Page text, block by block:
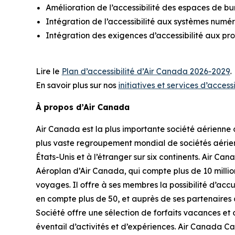
Amélioration de l’accessibilité des espaces de
Intégration de l’accessibilité aux systèmes
Intégration des exigences d’accessibilité aux
Lire le Plan d’accessibilité d’Air Canada 2026-2029.
En savoir plus sur nos initiatives et services
À propos d’Air Canada
Air Canada est la plus importante société
plus vaste regroupement mondial de sociétés
États-Unis et à l’étranger sur six continents. Air
Aéroplan d’Air Canada, qui compte plus de 10
voyages. Il offre à ses membres la possibilité
en compte plus de 50, et auprès de ses
Société offre une sélection de forfaits vacances et
éventail d’activités et d’expériences. Air Canada